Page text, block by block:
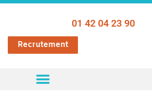
01 42 04 23 90
Recrutement